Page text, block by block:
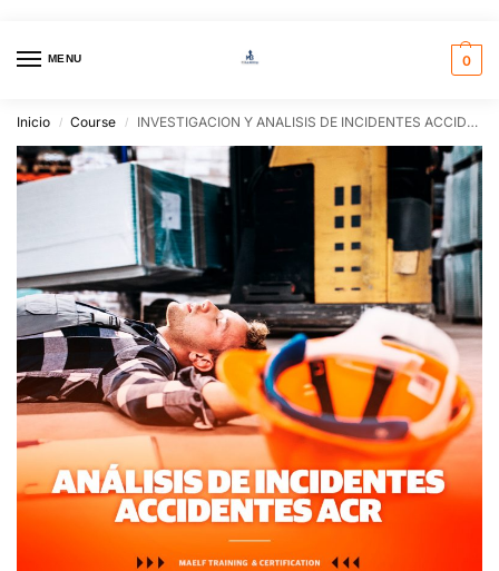
MENU 0
Inicio / Course / INVESTIGACION Y ANALISIS DE INCIDENTES ACCIDENTES ACR